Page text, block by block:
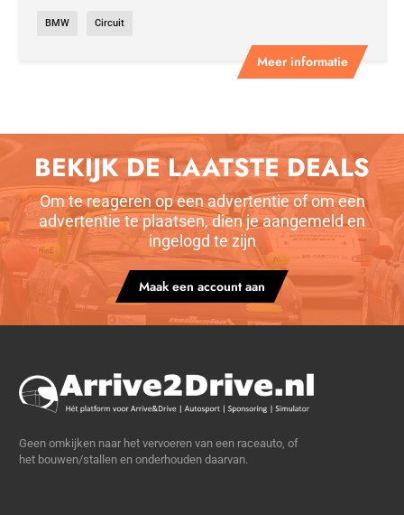
Meer informatie
BMW Circuit
BEKIJK DE LAATSTE DEALS
Om te reageren op een advertentie of om een
advertentie te plaatsen, dien je aangemeld en
ingelogd te zijn
Maak een account aan
Geen omkijken naar het vervoeren van een raceauto, of
het bouwen/stallen en onderhouden daarvan.